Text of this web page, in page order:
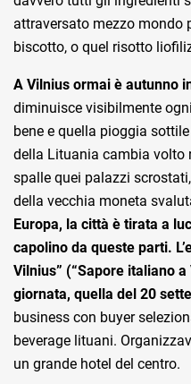
attraversato mezzo mondo
biscotto, o quel risotto
A Vilnius ormai è autunno
diminuisce visibilmente
bene e quella pioggia
della Lituania cambia volto
spalle quei palazzi
della vecchia moneta
Europa, la città è tirata a
capolino da queste parti.
Vilnius” (“Sapore italiano
giornata, quella del 20
business con buyer
beverage lituani.
un grande hotel del centro.